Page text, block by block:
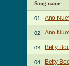
Song name
01. Ano
02. Ano
03. Betty
04. Betty